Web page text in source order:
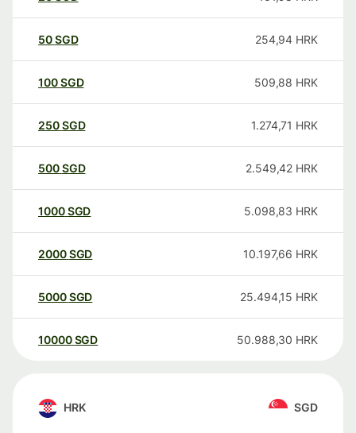
50SGD 254,94 HRK
100SGD 509,88 HRK
250SGD 1.274,71 HRK
500SGD 2.549,42 HRK
1000SGD 5.098,83 HRK
2000SGD 10.197,66 HRK
5000SGD 25.494,15 HRK
10000 SGD 50.988,30 HRK
HRK SGD